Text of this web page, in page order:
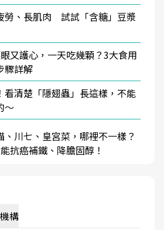
勞、長肌肉 試試「含糖」豆漿
又護心，一天吃幾顆？3大食用
驟詳解
看清楚「隱翅蟲」長這樣，不能
～
、川七、皇宮菜，哪裡不一樣？
抗癌補鐵、降膽固醇！
構